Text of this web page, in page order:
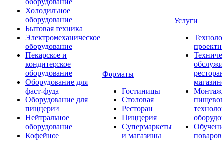
оборудование
Холодильное
оборудование
Бытовая техника
Электромеханическое
оборудование
Пекарское и
кондитерское
оборудование
Оборудование для
фаст-фуда
Оборудование для
пиццерии
Нейтральное
оборудование
Кофейное
Форматы
Гостиницы
Столовая
Ресторан
Пиццерия
Супермаркеты
и магазины
Услуги
Монтаж
поваров